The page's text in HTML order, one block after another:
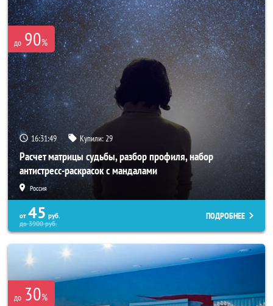
до 90%
16:31:45 Купили:29
Расчет матрицы судьбы, разбор профиля, набор
антистресс-раскрасок с мандалами
Россия
от 45 руб.
до3900руб.
ПОДРОБНЕЕ
до 30%